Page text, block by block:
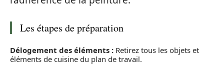
Les étapes de préparation
Délogement des éléments : Retirez tous les objets et
éléments de cuisine du plan de travail.